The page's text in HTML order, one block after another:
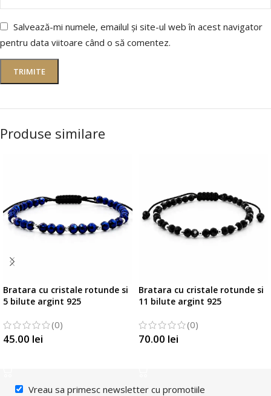
Salvează-mi numele, emailul și site-ul web în acest navigator
pentru data viitoare când o să comentez.
Produse similare
Bratara cu cristale rotunde si
5 bilute argint 925
(0)
45.00 lei
Bratara cu cristale rotunde si
11 bilute argint 925
(0)
70.00 lei
Vreau sa primesc newsletter cu promotiile